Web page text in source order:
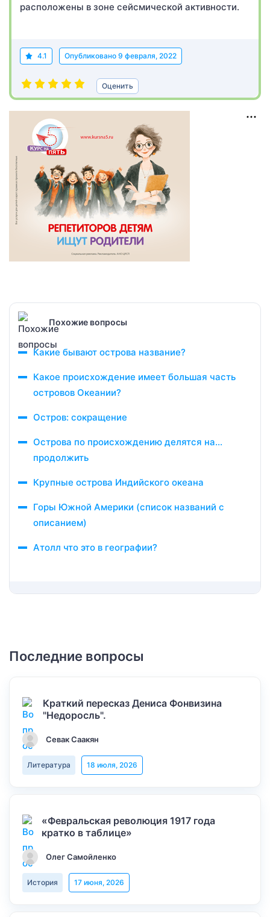
расположены в зоне сейсмической активности.
4.1 Опубликовано 9 февраля, 2022
Оценить
Похожие вопросы
Какие бывают острова название?
Какое происхождение имеет большая часть
островов Океании?
Остров: сокращение
Острова по происхождению делятся на…
продолжить
Крупные острова Индийского океана
Горы Южной Америки (список названий с
описанием)
Атолл что это в географии?
Последние вопросы
Краткий пересказ Дениса Фонвизина
"Недоросль".
Севак Саакян
Литература 18 июля, 2026
«Февральская революция 1917 года
кратко в таблице»
Олег Самойленко
История 17 июня, 2026